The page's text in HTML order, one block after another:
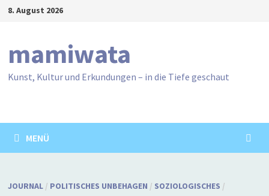
Zum8. August 2026
mamiwata
Kunst, Kultur und Erkundungen – in die Tiefe geschaut
MENÜ
JOURNAL/ POLITISCHES UNBEHAGEN / SOZIOLOGISCHES /